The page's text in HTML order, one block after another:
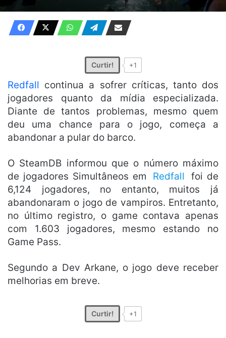
Curtir! +1
Redfall continua a sofrer críticas, tanto dos
jogadores quanto da mídia especializada.
Diante de tantos problemas, mesmo quem
deu uma chance para o jogo, começa a
abandonar a pular do barco.
O SteamDB informou que o número máximo
de jogadores Simultâneos em
Redfall
foi de
6,124 jogadores, no entanto, muitos já
abandonaram o jogo de vampiros. Entretanto,
no último registro, o game contava apenas
com 1.603 jogadores, mesmo estando no
Game Pass.
Segundo a Dev Arkane, o jogo deve receber
melhorias em breve.
Curtir! +1